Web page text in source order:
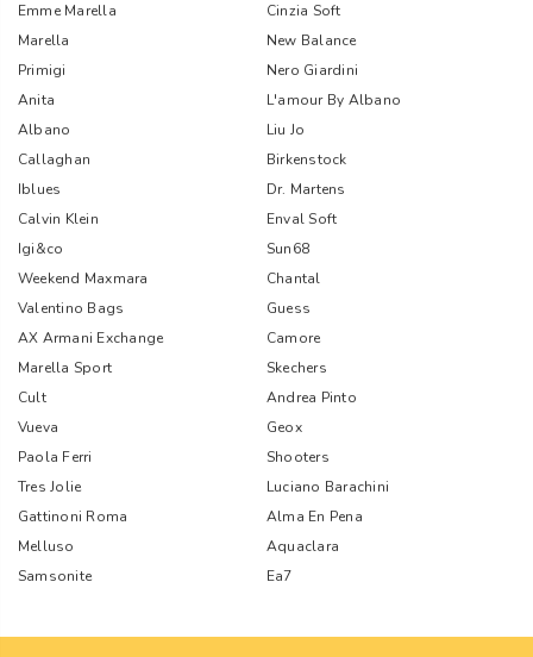
Emme Marella
Cinzia Soft
Marella
New Balance
Primigi
Nero Giardini
Anita
L'amour By Albano
Albano
Liu Jo
Callaghan
Birkenstock
Iblues
Dr. Martens
Calvin Klein
Enval Soft
Igi&co
Sun68
Weekend Maxmara
Chantal
Valentino Bags
Guess
AX Armani Exchange
Camore
Marella Sport
Skechers
Cult
Andrea Pinto
Vueva
Geox
Paola Ferri
Shooters
Tres Jolie
Luciano Barachini
Gattinoni Roma
Alma En Pena
Melluso
Aquaclara
Samsonite
Ea7